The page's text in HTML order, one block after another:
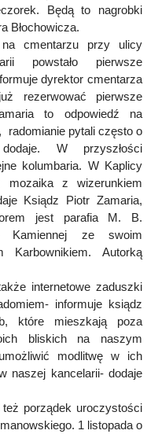
Będą to nagrobki
Błochowicza.
cmentarzu przy ulicy
powstało pierwsze
dyrektor cmentarza
rezerwować pierwsze
to odpowiedź na
radomianie pytali często o
W przyszłości
kolumbaria. W Kaplicy
mozaika z wizerunkiem
Ksiądz Piotr Zamaria,
jest parafia M. B.
Kamiennej ze swoim
Karbownikiem. Autorką
internetowe zaduszki
informuje ksiądz
które mieszkają poza
bliskich na naszym
modlitwę w ich
naszej kancelarii- dodaje
też porządek uroczystości
1 listopada o